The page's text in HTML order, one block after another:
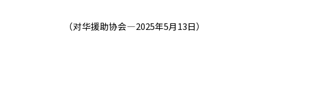
（对华援助协会—2025年5月13日）